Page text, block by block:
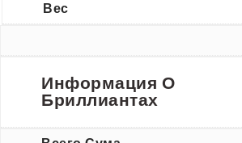
Вес
Информация О
Бриллиантах